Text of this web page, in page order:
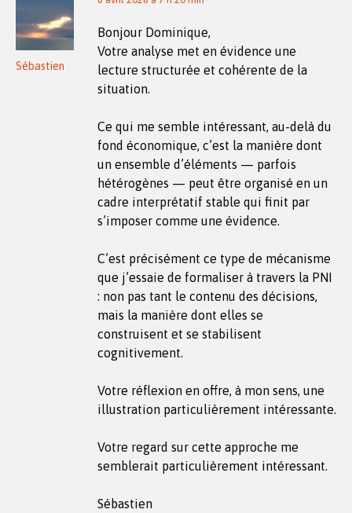
Sébastien
Bonjour Dominique,
Votre analyse met en évidence une
lecture structurée et cohérente de la
situation.
Ce qui me semble intéressant, au-delà du
fond économique, c’est la manière dont
un ensemble d’éléments — parfois
hétérogènes — peut être organisé en un
cadre interprétatif stable qui finit par
s’imposer comme une évidence.
C’est précisément ce type de mécanisme
que j’essaie de formaliser à travers la PNI
: non pas tant le contenu des décisions,
mais la manière dont elles se
construisent et se stabilisent
cognitivement.
Votre réflexion en offre, à mon sens, une
illustration particulièrement intéressante.
Votre regard sur cette approche me
semblerait particulièrement intéressant.
Sébastien